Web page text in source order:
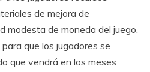
de mejora de
modesta de moneda del juego.
que los jugadores se
que vendrá en los meses